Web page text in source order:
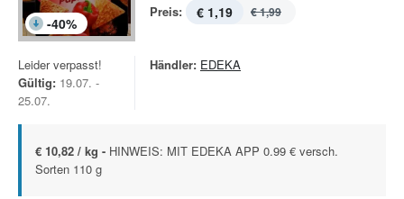
-40%
Preis: € 1,19 € 1,99
Leider verpasst!
Gültig: 19.07. -
25.07.
Händler: EDEKA
€ 10,82 / kg - HINWEIS: MIT EDEKA APP 0.99 € versch.
Sorten 110 g